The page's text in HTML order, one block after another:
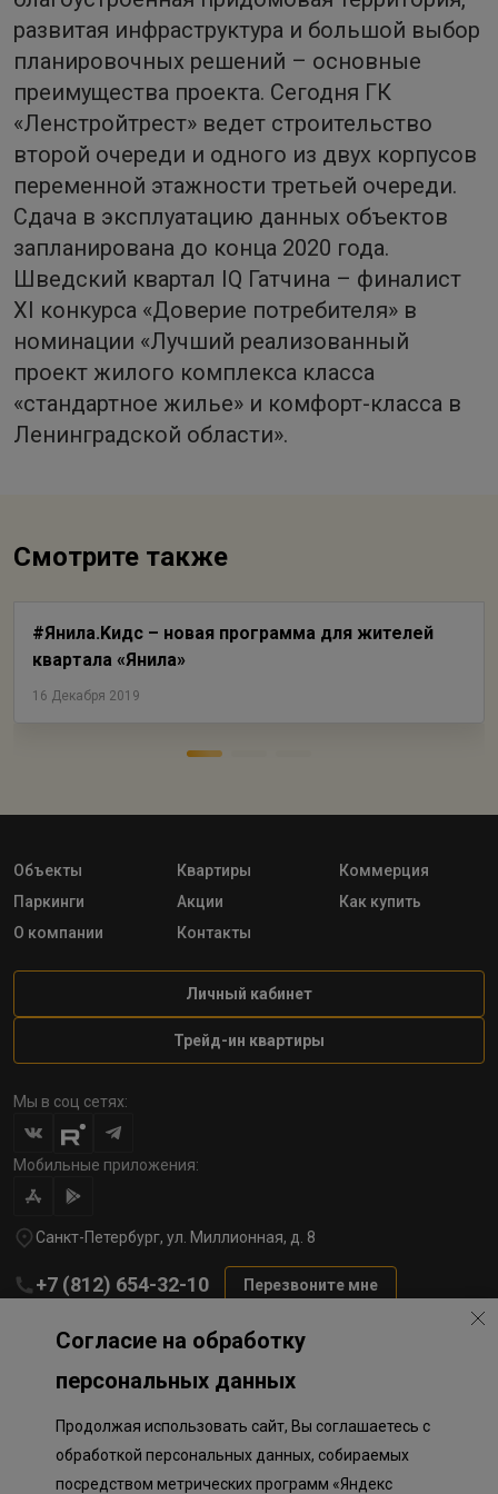
развитая инфраструктура и большой выбор
планировочных решений – основные
преимущества проекта. Сегодня ГК
«Ленстройтрест» ведет строительство
второй очереди и одного из двух корпусов
переменной этажности третьей очереди.
Сдача в эксплуатацию данных объектов
запланирована до конца 2020 года.
Шведский квартал IQ Гатчина – финалист
ХI конкурса «Доверие потребителя» в
номинации «Лучший реализованный
проект жилого комплекса класса
«стандартное жилье» и комфорт-класса в
Ленинградской области».
Смотрите также
#Янила.Kидс – новая программа для жителей
квартала «Янила»
16 Декабря 2019
Объекты Квартиры
Коммерция
Паркинги
Акции
Как купить
О компании
Контакты
Личный кабинет
Трейд-ин квартиры
Мы в соц сетях:
Мобильные приложения:
Санкт-Петербург, ул. Миллионная, д. 8
+7 (812) 654-32-10 Перезвоните мне
Политика обработки персональных данных
Информация о плановом направлении средств
на строительство соц.объектов в Окле
Приложение к программе лояльности
Согласие на обработку
персональных данных
Продолжая использовать сайт, Вы соглашаетесь с
обработкой персональных данных, собираемых
посредством метрических программ «Яндекс